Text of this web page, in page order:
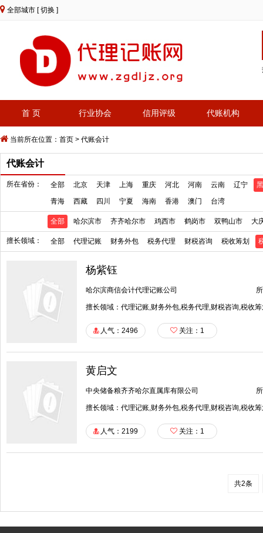
全部城市 [ 切换 ]
首 页 行业协会 信用评级 代账机构
当前所在位置： 首页 > 代账会计
代账会计
所在省份： 全部 北京 天津 上海 重庆 河北 河南 云南 辽宁
青海
西藏 四川 宁夏 海南 香港 澳门 台湾
全部 哈尔滨市 齐齐哈尔市 鸡西市 鹤岗市 双鸭山市 大
擅长领域： 全部 代理记账 财务外包 税务代理 财税咨询 税收筹划
杨紫钰
哈尔滨商信会计代理记账公司
擅长领域：代理记账,财务外包,税务代理,财税咨询,税收
人气：2496 关注： 1
黄启文
中央储备粮齐齐哈尔直属库有限公司
擅长领域：代理记账,财务外包,税务代理,财税咨询,税收
人气：2199 关注： 1
共2条